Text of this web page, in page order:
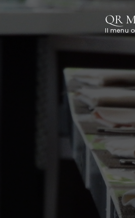
QR
Il menu